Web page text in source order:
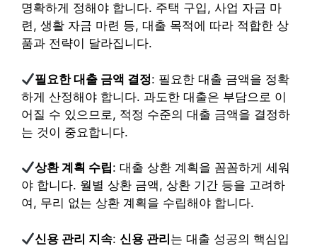
명확하게 정해야 합니다. 주택 구입, 사업 자금 마
련, 생활 자금 마련 등, 대출 목적에 따라 적합한 상
품과 전략이 달라집니다.
필요한 대출 금액 결정: 필요한 대출 금액을 정확
하게 산정해야 합니다. 과도한 대출은 부담으로 이
어질 수 있으므로, 적정 수준의 대출 금액을 결정하
는 것이 중요합니다.
상환 계획 수립: 대출 상환 계획을 꼼꼼하게 세워
야 합니다. 월별 상환 금액, 상환 기간 등을 고려하
여, 무리 없는 상환 계획을 수립해야 합니다.
신용 관리 지속:신용 관리는 대출 성공의 핵심입